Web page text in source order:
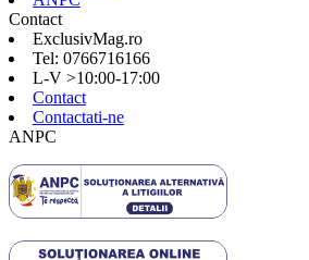
Contact
ExclusivMag.ro
Tel: 0766716166
L-V >10:00-17:00
Contact
Contactati-ne
ANPC